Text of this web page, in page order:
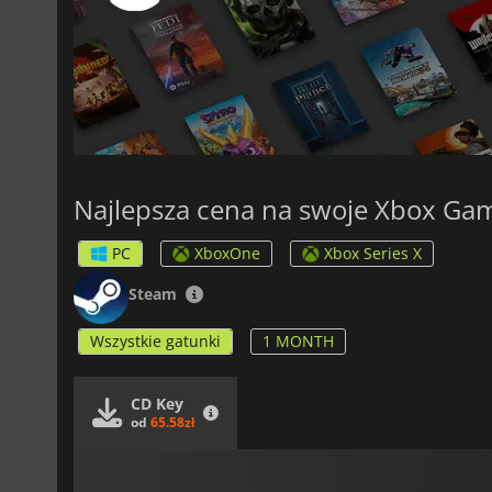
Najlepsza cena na swoje Xbox
PC XboxOne
Xbox Series X
Steam
Wszystkie gatunki 1 MONTH
CD Key
od 65.58zł